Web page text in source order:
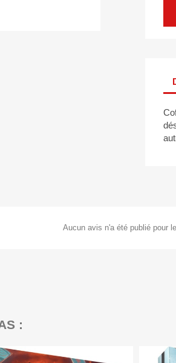
Aucun avis n'a été publié pour
: